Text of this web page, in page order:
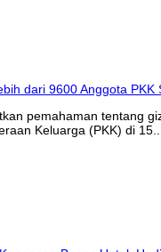
pemahaman tentang
Keluarga (PKK) di 15...